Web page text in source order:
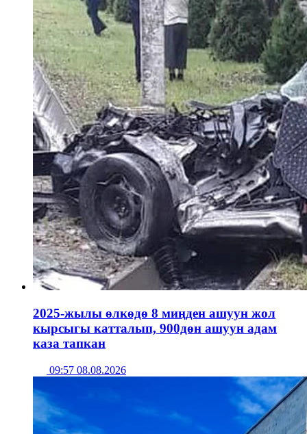
2025-жылы өлкөдө 8 миңден ашуун жол
кырсыгы катталып, 900дөн ашуун адам
каза тапкан
09:57 08.08.2026